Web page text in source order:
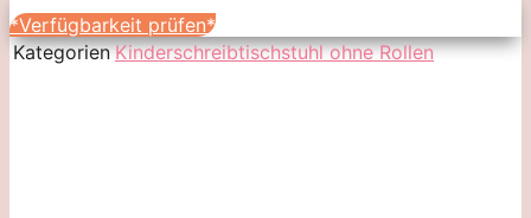
*Verfügbarkeit prüfen*
Kategorien Kinderschreibtischstuhl ohne Rollen